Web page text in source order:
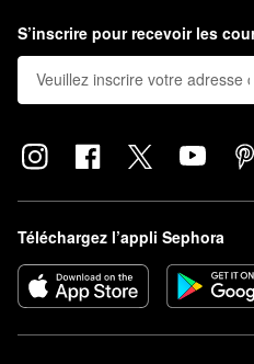
S’inscrire pour recevoir les
Téléchargez l’appli Sephora